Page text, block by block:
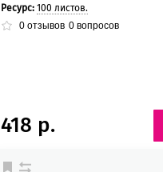
Ресурс:100 листов.
0 отзывов 0 вопросов
418 р.